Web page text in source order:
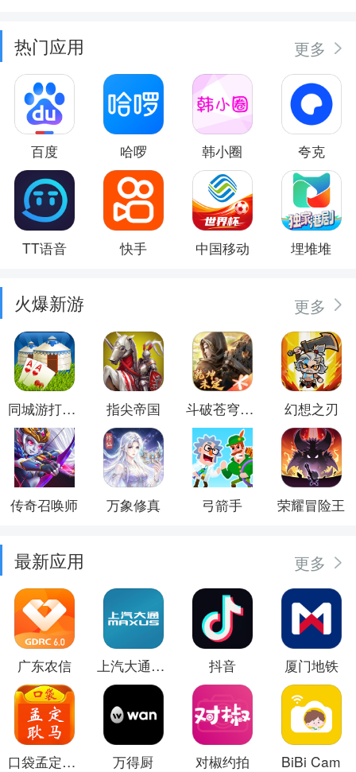
热门应用 更多
百度 哈啰 韩小圈 夸克
TT语音 快手 中国移动 埋堆堆
火爆新游 更多
同城游打大尖 指尖帝国 斗破苍穹：异火重燃 幻想之刃
传奇召唤师 万象修真 弓箭手 荣耀冒险王
最新应用 更多
广东农信 上汽大通MAXUS 抖音 厦门地铁
口袋孟定耿马 万得厨 对椒约拍 BiBi Cam